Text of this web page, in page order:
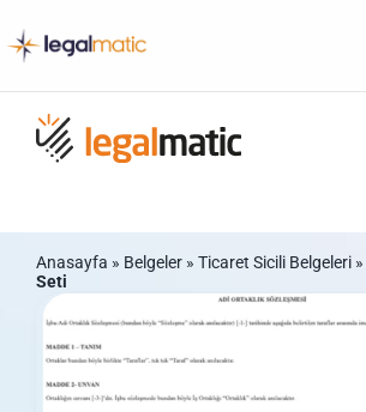
content
Anasayfa » Belgeler» Ticaret Sicili Belgeleri»
Seti